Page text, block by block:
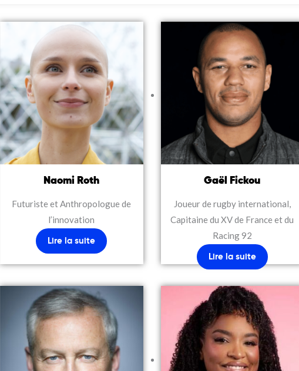
Naomi Roth
Futuriste et Anthropologue de
l’innovation
Lire la suite
Gaël Fickou
Joueur de rugby international,
Capitaine du XV de France et du
Racing 92
Lire la suite